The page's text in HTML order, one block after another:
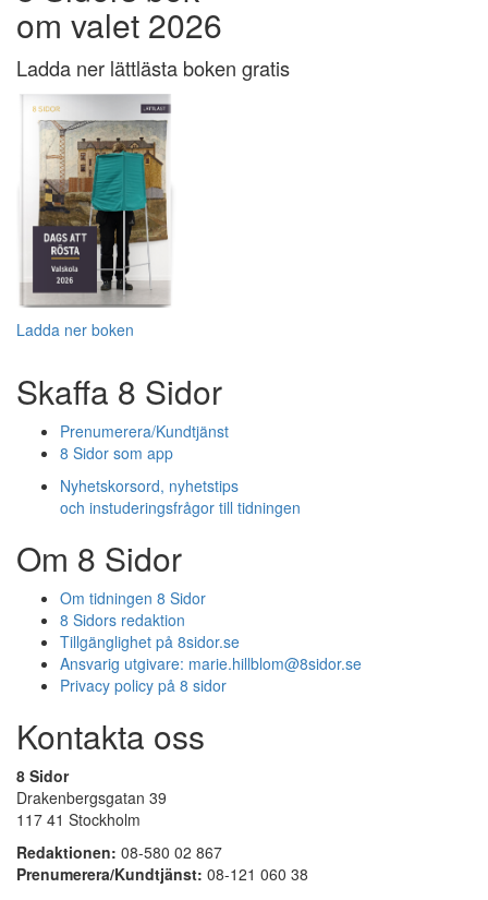
om valet 2026
Ladda ner lättlästa boken gratis
Ladda ner boken
Skaffa 8 Sidor
Prenumerera/Kundtjänst
8 Sidor som app
Nyhetskorsord, nyhetstips
och instuderingsfrågor till tidningen
Om 8 Sidor
Om tidningen 8 Sidor
8 Sidors redaktion
Tillgänglighet på 8sidor.se
Ansvarig utgivare: marie.hillblom@8sidor.se
Privacy policy på 8 sidor
Kontakta oss
8 Sidor
Drakenbergsgatan 39
117 41 Stockholm
Redaktionen: 08-580 02 867
Prenumerera/Kundtjänst: 08-121 060 38